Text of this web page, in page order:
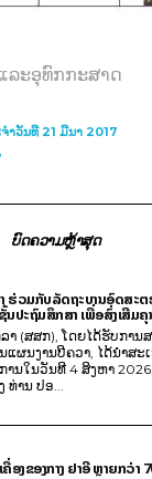
ລະອຸທົກກະສາດ
ຳວັນທີ 21 ມີນາ 2017
ບົດຄວາມຫຼ້າສຸດ
ຮ່ວມກັບລັດຖະບານອົດສະຕ
ນປະຖົມສຶກສາ ເພື່ອສົ່ງເສີມ
າ (ສສກ), ໂດຍໄດ້ຮັບກາ
ຜນງານບີຄວາ, ໄດ້ນຳສະ
ານໃນວັນທີ 4 ສິງຫາ
ານ ປອ...
ງຂອງກາງ ຢາອີ ຫຼາຍກວ່າ